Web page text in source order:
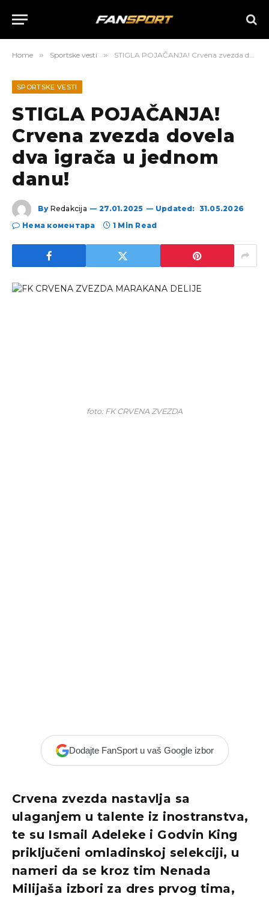
Home » Sportske vesti » STIGLA POJAČANJA! Crvena zvezda dovela dva igrača u jednom danu!
SPORTSKE VESTI
STIGLA POJAČANJA!
Crvena zvezda dovela
dva igrača u jednom
danu!
By Redakcija 27.01.2025 Updated: 31.05.2026
Нема коментара
1 Min Read
foto: FK CRVENA ZVEZDA
Dodajte FanSport u vaš Google izbor
Crvena zvezda nastavlja sa
ulaganjem u talente iz inostranstva,
te su Ismail Adeleke i Godvin King
priključeni omladinskoj selekciji, u
nameri da se kroz tim Nenada
Milijaša izbori za dres prvog tima,